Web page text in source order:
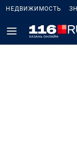
НЕДВИЖИМОСТЬ